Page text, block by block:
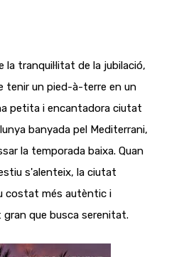
la tranquil·litat de la jubilació,
tenir un pied-à-terre en un
petita i encantadora ciutat
banyada pel Mediterrani,
la temporada baixa. Quan
s'alenteix, la ciutat
costat més autèntic i
que busca serenitat.